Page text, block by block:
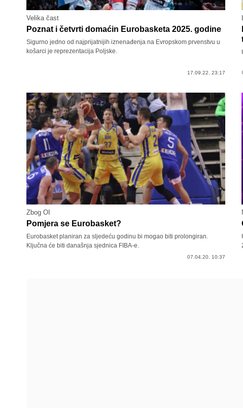
Velika čast
Poznat i četvrti domaćin Eurobasketa 2025. godine
Sigurno jedno od najprijatnijih iznenađenja na Evropskom prvenstvu u
košarci je reprezentacija Poljske.
17.09.22. 23:17
Zbog OI
Pomjera se Eurobasket?
Eurobasket planiran za sljedeću godinu bi mogao biti prolongiran.
Ključna će biti današnja sjednica FIBA-e.
07.04.20. 10:37